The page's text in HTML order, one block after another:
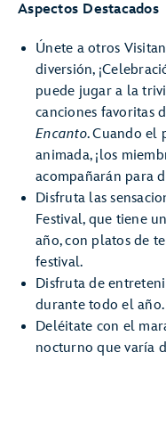
Aspectos Destacados
Únete a otros
diversión,
puede jugar a la
canciones favoritas
Encanto. Cuando el
animada, ¡los
acompañarán para
Disfruta las
Festival, que tiene
año, con platos de
festival.
Disfruta de
durante todo el año.
Deléitate con el
nocturno que varía